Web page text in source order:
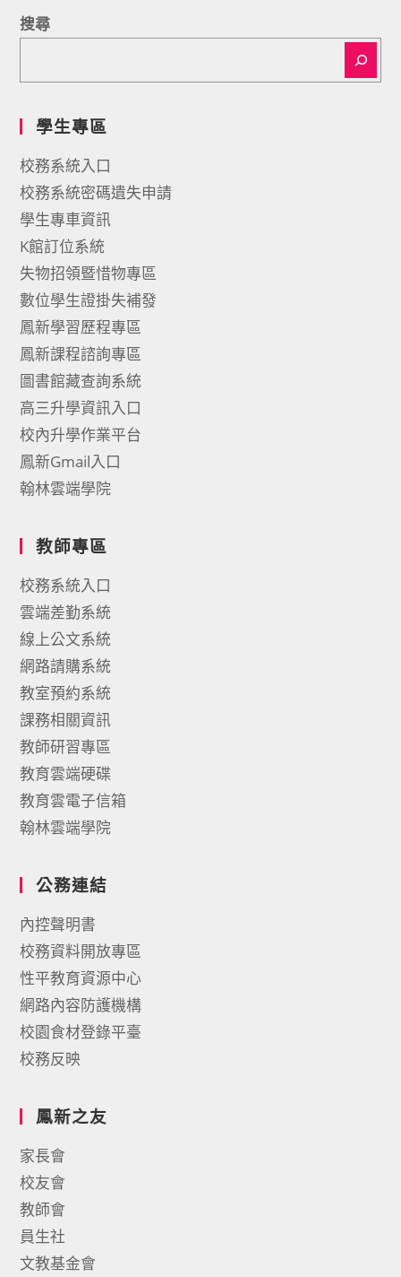
搜尋
學生專區
校務系統入口
校務系統密碼遺失申請
學生專車資訊
K館訂位系統
失物招領暨惜物專區
數位學生證掛失補發
鳳新學習歷程專區
鳳新課程諮詢專區
圖書館藏查詢系統
高三升學資訊入口
校內升學作業平台
鳳新Gmail入口
翰林雲端學院
教師專區
校務系統入口
雲端差勤系統
線上公文系統
網路請購系統
教室預約系統
課務相關資訊
教師研習專區
教育雲端硬碟
教育雲電子信箱
翰林雲端學院
公務連結
內控聲明書
校務資料開放專區
性平教育資源中心
網路內容防護機構
校園食材登錄平臺
校務反映
鳳新之友
家長會
校友會
教師會
員生社
文教基金會